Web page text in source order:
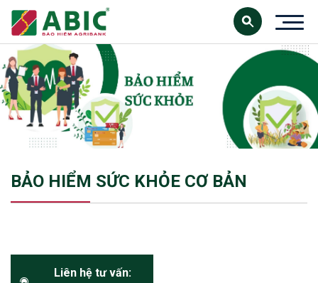
BẢO HIỂM SỨC KHỎE CƠ BẢN
Liên hệ tư vấn: